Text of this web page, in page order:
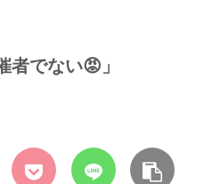
者でない😡」